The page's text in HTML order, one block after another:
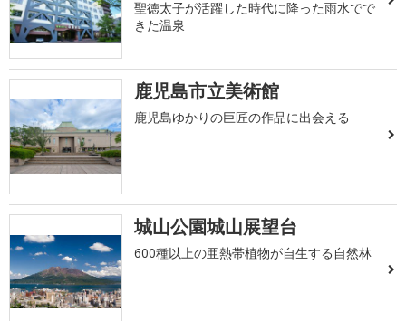
聖徳太子が活躍した時代に降った雨水でで
きた温泉
鹿児島市立美術館
鹿児島ゆかりの巨匠の作品に出会える
城山公園城山展望台
600種以上の亜熱帯植物が自生する自然林